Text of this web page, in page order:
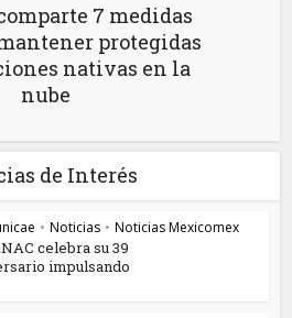
7 medidas
protegidas
nativas en la
nube
de Interés
• Noticias • Noticias Mexicomex
celebra su 39
impulsando